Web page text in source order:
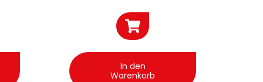
In den
Warenkorb